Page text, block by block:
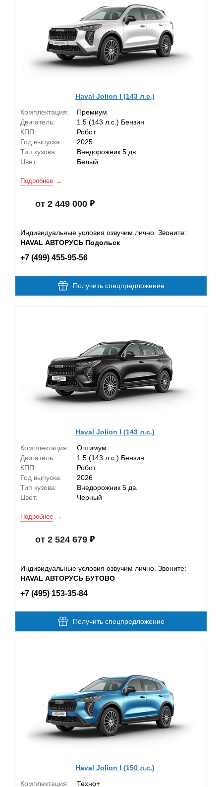
Haval Jolion I (143 л.с.)
Комплектация:
Премиум
Двигатель:
1.5 (143 л.с.) Бензин
КПП:
Робот
Год выпуска:
2025
Тип кузова:
Внедорожник 5 дв.
Цвет:
Белый
Подробнее
от 2 449 000
Индивидуальные условия озвучим лично. Звоните:
HAVAL АВТОРУСЬ Подольск
+7 (499) 455-95-56
Получить спецпредложение
Haval Jolion I (143 л.с.)
Комплектация:
Оптимум
Двигатель:
1.5 (143 л.с.) Бензин
КПП:
Робот
Год выпуска:
2026
Тип кузова:
Внедорожник 5 дв.
Цвет:
Черный
Подробнее
от 2 524 679
Индивидуальные условия озвучим лично. Звоните:
HAVAL АВТОРУСЬ БУТОВО
+7 (495) 153-35-84
Получить спецпредложение
Haval Jolion I (150 л.с.)
Комплектация:
Техно+